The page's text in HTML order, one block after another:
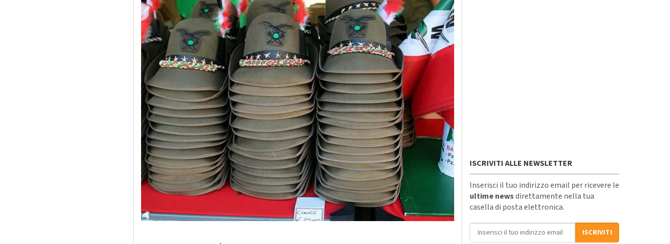
ISCRIVITI ALLE NEWSLETTER
Inserisci il tuo indirizzo email per ricevere le
ultime newsdirettamente nella tua
casella di posta elettronica.
Indirizzo email
ISCRIVITI